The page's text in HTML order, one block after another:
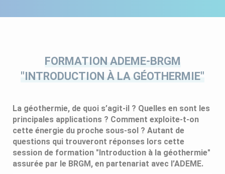
FORMATION ADEME-BRGM
"INTRODUCTION À LA GÉOTHERMIE"
La géothermie, de quoi s’agit-il ? Quelles en sont les
principales applications ? Comment exploite-t-on
cette énergie du proche sous-sol ? Autant de
questions qui trouveront réponses lors cette
session de formation "Introduction à la géothermie"
assurée par le BRGM, en partenariat avec l’ADEME.